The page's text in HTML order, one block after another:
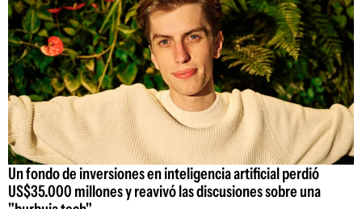
Un fondo de inversiones en inteligencia artificial perdió
US$35.000 millones y reavivó las discusiones sobre una